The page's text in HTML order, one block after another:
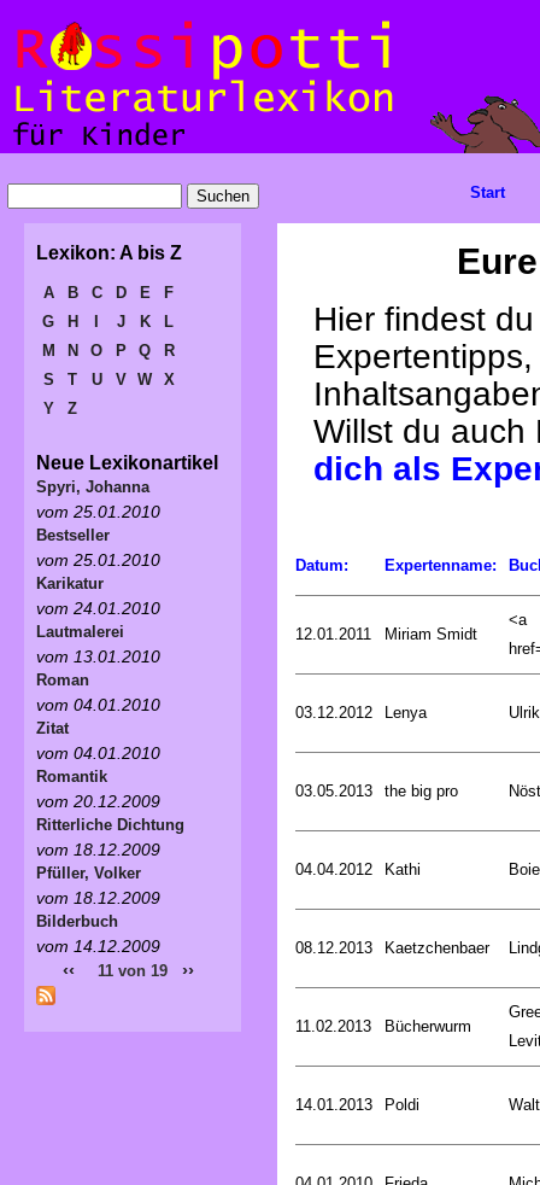
Hier findest
Willst du
dich als
Datum: Expertenname:
12.01.2011 Miriam Smidt
<a
03.12.2012 Lenya
03.05.2013 the big pro
04.04.2012 Kathi
08.12.2013 Kaetzchenbaer
11.02.2013 Bücherwurm
14.01.2013 Poldi
Start
Lexikon: A bis Z
A B C D E
F
G
H J K
L
M
N O P Q
R
S
T U V W
X
Y
Z
Neue Lexikonartikel
Spyri, Johanna
vom 25.01.2010
Bestseller
vom 25.01.2010
Karikatur
vom 24.01.2010
Lautmalerei
vom 13.01.2010
Roman
vom 04.01.2010
Zitat
vom 04.01.2010
Romantik
vom 20.12.2009
Ritterliche Dichtung
vom 18.12.2009
Pfüller, Volker
vom 18.12.2009
Bilderbuch
vom 14.12.2009
‹‹ 11 von 19 ››